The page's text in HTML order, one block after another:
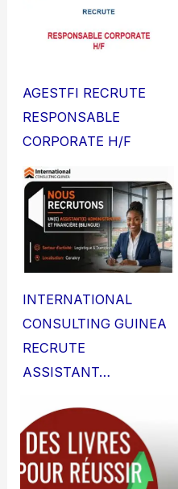
AGESTFI RECRUTE
RESPONSABLE
CORPORATE H/F
INTERNATIONAL
CONSULTING GUINEA
RECRUTE
ASSISTANT…